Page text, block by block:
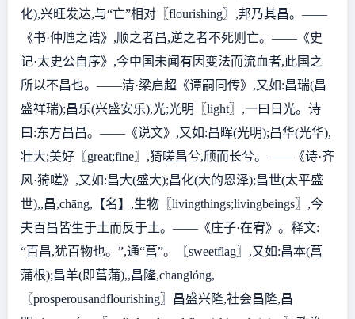
化),兴旺发达,与“亡”相对〖flourishing〗,邦乃其昌。——
《书·仲虺之诰》,顺之者昌,逆之者不死则亡。——《史
记·太史公自序》,今中国未闻有因变法而流血者,此国之
所以不昌也。——清·梁启超《谭嗣同传》,又如:昌瑞(昌
盛祥瑞);昌乐(兴盛安乐),光;光明〖light〗,一曰日光。诗
曰:东方昌昌。——《说文》,又如:昌晖(光明);昌华(光华),
壮大;美好〖great;fine〗,猗嗟昌兮,颀而长兮。——《诗·齐
风·猗嗟》,又如:昌大(盛大);昌化(大的恩泽);昌世(太平盛
世),,昌,chāng,【名】,生物〖livingthings;livingbeings〗,今
夫百昌皆生于土而反于土。——《庄子·在宥》。释文:
“百昌,犹百物也。”,通“菖”。〖sweetflag〗,又如:昌本(菖
蒲根);昌羊(即菖蒲),,昌隆,chānglóng,
〖prosperousandflourishing〗昌盛兴隆,社会昌隆,昌